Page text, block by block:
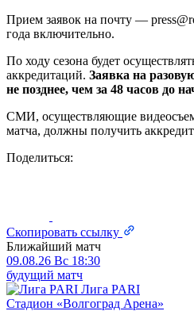
Прием заявок на почту —
года включительно.
По ходу сезона будет
аккредитаций. Заявка на
не позднее, чем за 48 часов до
СМИ, осуществляющие
матча, должны получить
Поделиться:
Скопировать ссылку
Ближайший матч
09.08.26 Вс 18:30
будущий матч
Лига PARI
Стадион «Волгоград Арена»